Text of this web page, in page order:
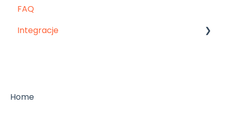
FAQ
Integracje
Home